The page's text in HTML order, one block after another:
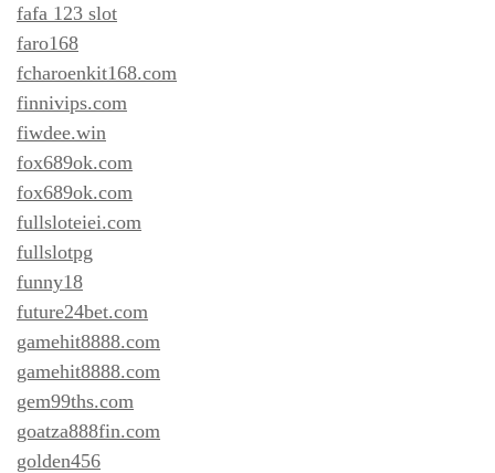
fafa 123 slot
faro168
fcharoenkit168.com
finnivips.com
fiwdee.win
fox689ok.com
fox689ok.com
fullsloteiei.com
fullslotpg
funny18
future24bet.com
gamehit8888.com
gamehit8888.com
gem99ths.com
goatza888fin.com
golden456